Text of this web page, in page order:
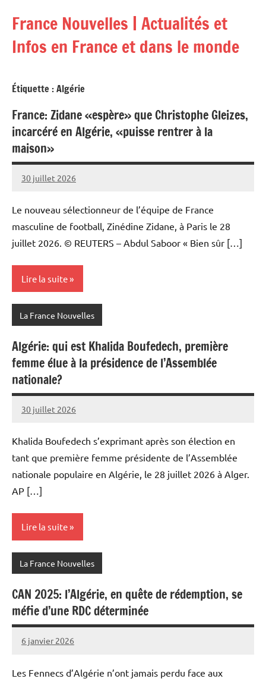
contenu
France Nouvelles | Actualités et
Infos en France et dans le monde
Étiquette :Algérie
France: Zidane «espère» que Christophe Gleizes,
incarcéré en Algérie, «puisse rentrer à la
maison»
30 juillet 2026
Admins
Le nouveau sélectionneur de l’équipe de France
masculine de football, Zinédine Zidane, à Paris le 28
juillet 2026. © REUTERS – Abdul Saboor « Bien sûr […]
Lire la suite
La France Nouvelles
Algérie: qui est Khalida Boufedech, première
femme élue à la présidence de l’Assemblée
nationale?
30 juillet 2026
Admins
Khalida Boufedech s’exprimant après son élection en
tant que première femme présidente de l’Assemblée
nationale populaire en Algérie, le 28 juillet 2026 à Alger.
AP […]
Lire la suite
La France Nouvelles
CAN 2025: l’Algérie, en quête de rédemption, se
méfie d’une RDC déterminée
6 janvier 2026
Admins
Les Fennecs d’Algérie n’ont jamais perdu face aux